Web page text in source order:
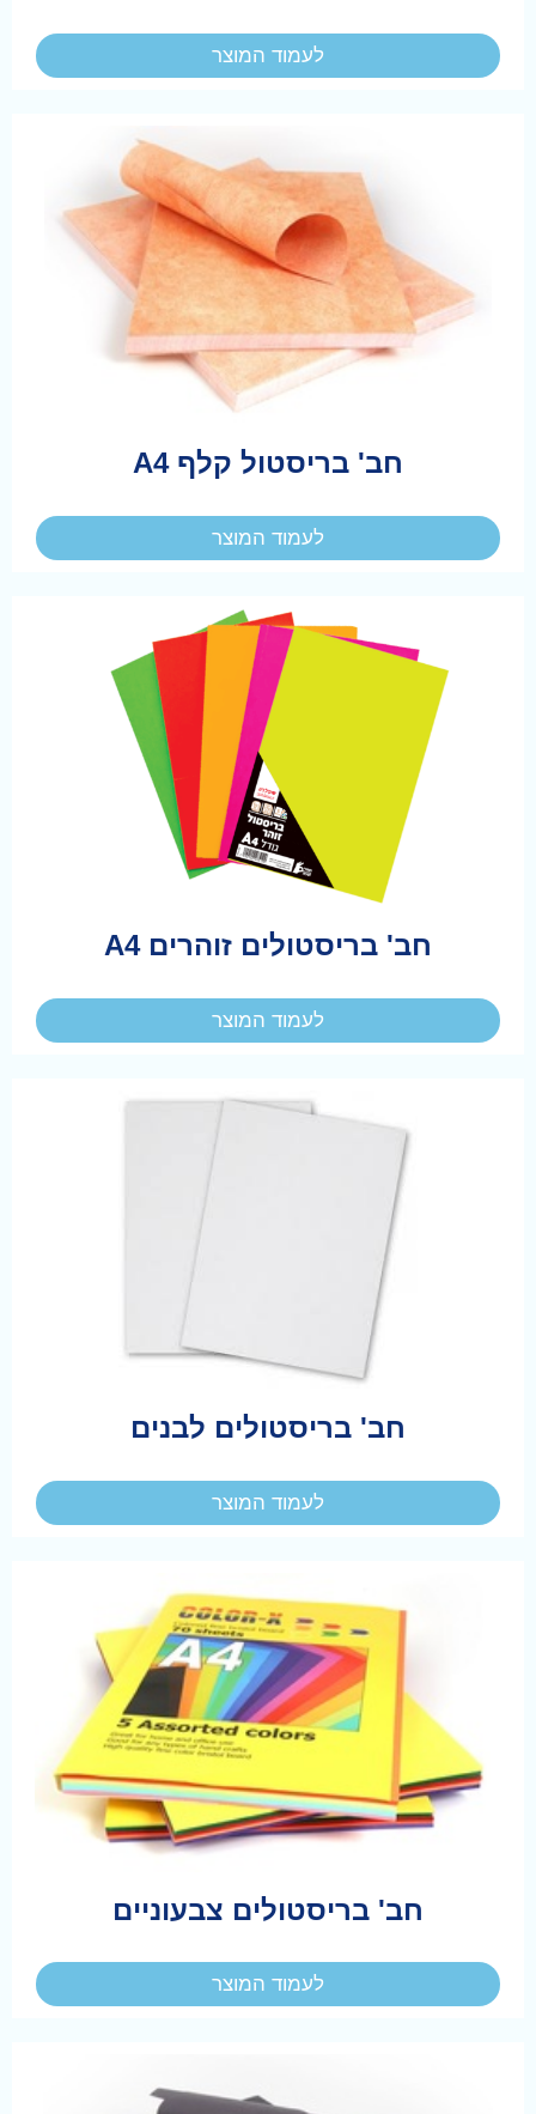
לעמוד המוצר
חב' בריסטול קלף A4
לעמוד המוצר
חב' בריסטולים זוהרים A4
לעמוד המוצר
חב' בריסטולים לבנים
לעמוד המוצר
חב' בריסטולים צבעוניים
לעמוד המוצר